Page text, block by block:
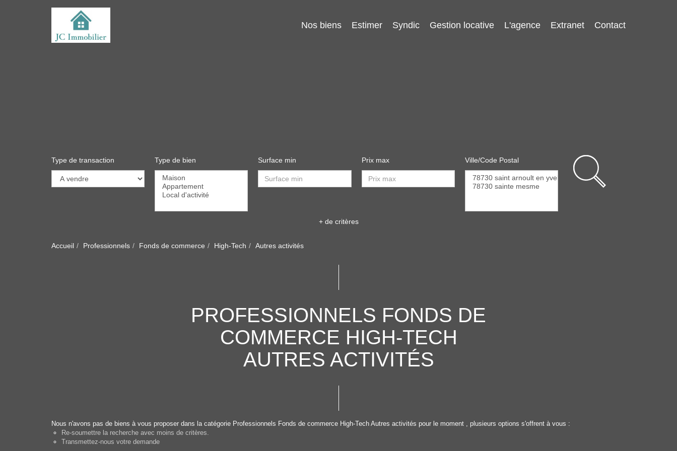
Nos biens Estimer Syndic Gestion locative L'agence Extranet Contact
Type de transaction Type de bien Surface min Prix max Ville/Code Postal
+ de critères
Accueil Professionnels Fonds de commerce High-Tech Autres activités
PROFESSIONNELS FONDS DE
COMMERCE HIGH-TECH
AUTRES ACTIVITÉS
Nous n'avons pas de biens à vous proposer dans la catégorie Professionnels Fonds de commerce High-Tech Autres activités pour le moment , plusieurs options s'offrent à vous :
Re-soumettre la recherche avec moins de critères.
Transmettez-nous votre demande